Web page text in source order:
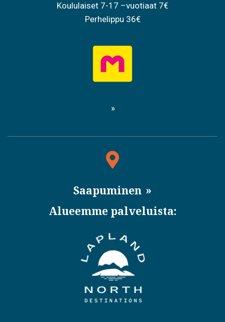
Koululaiset 7-17 –vuotiaat 7€
Perhelippu 36€
Saapuminen
Alueemme palveluista: